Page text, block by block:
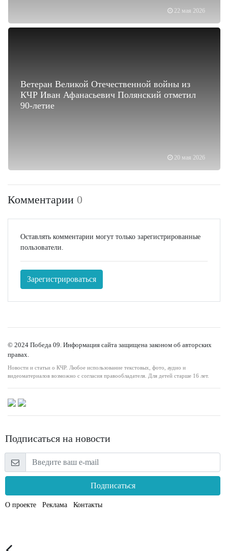
22 мая 2026
20 мая 2026
Ветеран Великой Отечественной войны из
КЧР Иван Афанасьевич Полянский отметил
90-летие
Комментарии 0
Оставлять комментарии могут только зарегистрированные
пользователи.
Зарегистрироваться
© 2024 Победа 09. Информация сайта защищена законом об авторских
правах.
Новости и статьи о КЧР. Любое использование текстовых, фото, аудио и
видеоматериалов возможно с согласия правообладателя. Для детей старше 16 лет.
Подписаться на новости
Подписаться
О проекте Реклама Контакты